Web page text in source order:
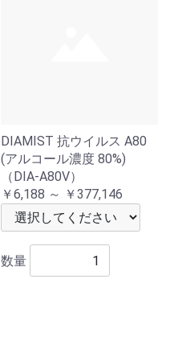
DIAMIST 抗ウイルス A80
(アルコール濃度 80%)
（DIA-A80V）
￥6,188 ～ ￥377,146
数量